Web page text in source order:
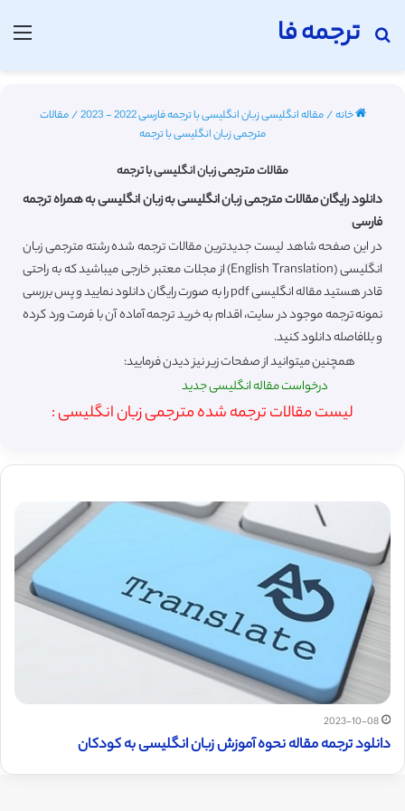
ترجمه فا
جستجو برای
خانه/مقاله انگلیسی زبان انگلیسی با ترجمه فارسی 2022 - 2023 /مقالات
مترجمی زبان انگلیسی با ترجمه
مقالات مترجمی زبان انگلیسی با ترجمه
دانلود رایگان مقالات مترجمی زبان انگلیسی به زبان انگلیسی به همراه ترجمه
فارسی
در این صفحه شاهد لیست جدیدترین مقالات ترجمه شده رشته مترجمی زبان
انگلیسی (English Translation) از مجلات معتبر خارجی میباشید که به راحتی
قادر هستید مقاله انگلیسی pdf را به صورت رایگان دانلود نمایید و پس بررسی
نمونه ترجمه موجود در سایت، اقدام به خرید ترجمه آماده آن با فرمت ورد کرده
و بلافاصله دانلود کنید.
همچنین میتوانید از صفحات زیر نیز دیدن فرمایید:
درخواست مقاله انگلیسی جدید
لیست مقالات ترجمه شده مترجمی زبان انگلیسی :
2023-10-08
دانلود ترجمه مقاله نحوه آموزش زبان انگلیسی به کودکان